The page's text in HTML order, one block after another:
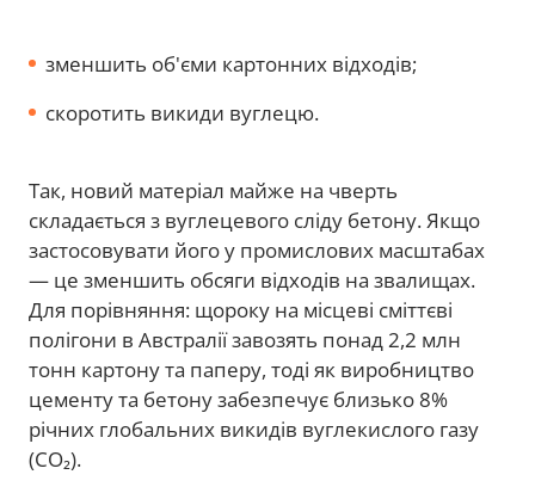
зменшить об'єми картонних відходів;
скоротить викиди вуглецю.
Так, новий матеріал майже на чверть
складається з вуглецевого сліду бетону. Якщо
застосовувати його у промислових масштабах
— це зменшить обсяги відходів на звалищах.
Для порівняння: щороку на місцеві сміттєві
полігони в Австралії завозять понад 2,2 млн
тонн картону та паперу, тоді як виробництво
цементу та бетону забезпечує близько 8%
річних глобальних викидів вуглекислого газу
(CO₂).